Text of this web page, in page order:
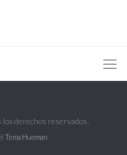
derechos reservados.
Tema Hueman